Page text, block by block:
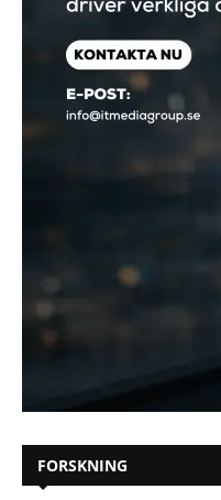
FORSKNING